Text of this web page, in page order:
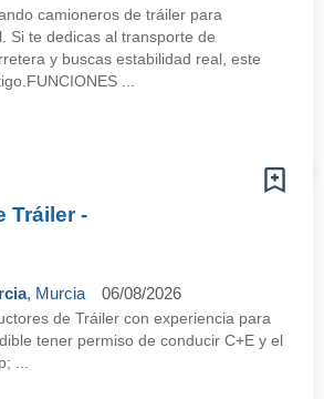
camioneros de tráiler para
Si te dedicas al transporte de
y buscas estabilidad real, este
...
Tráiler -
, Murcia 06/08/2026
de Tráiler con experiencia para
tener permiso de conducir C+E y el
...